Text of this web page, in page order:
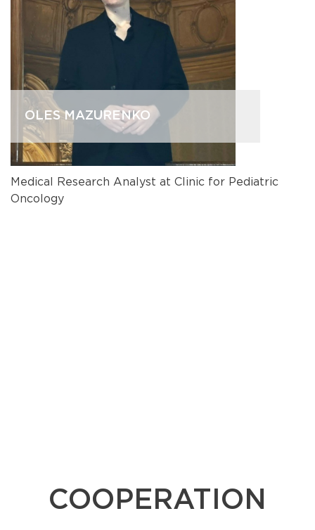
OLES MAZURENKO
Medical Research Analyst at Clinic for Pediatric
Oncology
COOPERATION